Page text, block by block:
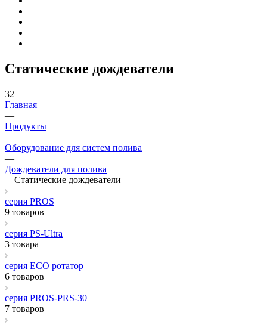
Статические дождеватели
32
Главная
—
Продукты
—
Оборудование для систем полива
—
Дождеватели для полива
—Статические дождеватели
cерия PROS
9 товаров
cерия PS-Ultra
3 товара
серия ECO ротатор
6 товаров
серия PROS-PRS-30
7 товаров